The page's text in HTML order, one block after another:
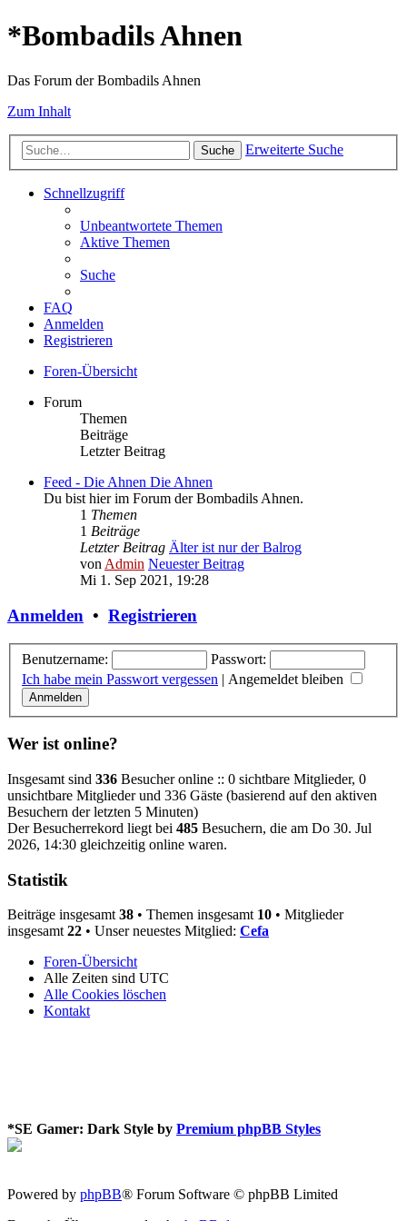
*Bombadils Ahnen
Das Forum der Bombadils Ahnen
Zum Inhalt
Suche Erweiterte Suche
Schnellzugriff
Unbeantwortete Themen
Aktive Themen
Suche
FAQ
Anmelden
Registrieren
Foren-Übersicht
Forum
Themen
Beiträge
Letzter Beitrag
Feed - Die Ahnen Die Ahnen
Du bist hier im Forum der Bombadils Ahnen.
1 Themen
1 Beiträge
Letzter Beitrag Älter ist nur der Balrog
vonAdmin Neuester Beitrag
Mi 1. Sep 2021, 19:28
Anmelden • Registrieren
Benutzername:
Passwort:
Ich habe mein Passwort vergessen | Angemeldet bleiben
Wer ist online?
Insgesamt sind 336 Besucher online :: 0 sichtbare Mitglieder, 0
unsichtbare Mitglieder und 336 Gäste (basierend auf den aktiven
Besuchern der letzten 5 Minuten)
Der Besucherrekord liegt bei 485 Besuchern, die am Do 30. Jul
2026, 14:30 gleichzeitig online waren.
Statistik
Beiträge insgesamt 38 • Themen insgesamt 10 • Mitglieder
insgesamt 22 • Unser neuestes Mitglied: Cefa
Foren-Übersicht
Alle Zeiten sind UTC
Alle Cookies löschen
Kontakt
*SE Gamer: Dark Style by Premium phpBB Styles
Powered by phpBB® Forum Software © phpBB Limited